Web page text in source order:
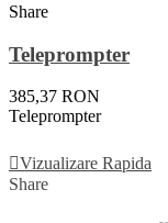
Share
Teleprompter
385,37 RON
Teleprompter
Vizualizare Rapida
Share